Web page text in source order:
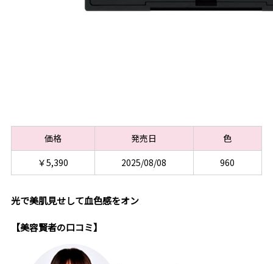
価格 発売日
色
￥5,390
2025/08/08 960
光で美肌見せして血色感をオン
【美容賢者の口コミ】